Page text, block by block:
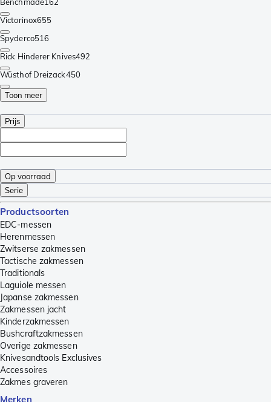
Victorinox655
Spyderco516
Rick Hinderer Knives492
Wüsthof Dreizack450
Toon meer
Prijs
Op voorraad
Serie
Productsoorten
EDC-messen
Herenmessen
Zwitserse zakmessen
Tactische zakmessen
Traditionals
Laguiole messen
Japanse zakmessen
Zakmessen jacht
Kinderzakmessen
Bushcraftzakmessen
Overige zakmessen
Knivesandtools Exclusives
Accessoires
Zakmes graveren
Merken